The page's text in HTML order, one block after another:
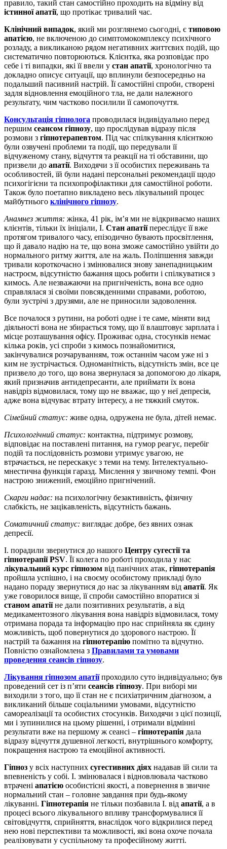
правило, такий стан самостійно проходить на відміну від
істинної апатії, що протікає тривалий час.
Клінічний випадок, який ми розглянемо сьогодні, є типовою
апатією, не включеною до симптомокомплексу психічного
розладу, а викликаною рядом негативних життєвих подій, що
систематично повторюються. Клієнтка, яка розповідає про
себе і ті випадки, які її ввели у стан апатії, хронологічно та
докладно описує ситуації, що вплинули безпосередньо на
подальший пасивний настрій. Її самостійні спроби, створені
задля відновлення емоційного тла, не дали належного
результату, чим частково посилили її самопочуття.
Консультація гіпнолога проводилася індивідуально перед
першим сеансом гіпнозу, що прослідував відразу після
розмови з гіпнотерапевтом. Під час спілкування клієнткою
були озвучені проблеми та події, що передували її
відчуженому стану, відчуття та реакції на ті обставини, що
призвели до апатії. Виходячи з її особистих переживань та
особливостей, їй були надані персональні рекомендації щодо
психогігієни та психопрофілактики для самостійної роботи.
Також було поетапно викладено весь лікувальний процес
майбутнього клінічного гіпнозу.
Анамнез життя: жінка, 41 рік, ім’я ми не відкриваємо наших
клієнтів, тільки їх ініціали, І. Стан апатіїпереслідує її вже
протягом тривалого часу, епізодично бувають просвітлення,
що й давало надію на те, що вона зможе самостійно увійти до
нормального ритму життя, але на жаль. Поліпшення завжди
тривали короткочасно і змінювалися знову занепадницьким
настроєм, відсутністю бажання щось робити і спілкуватися з
кимось. Але незважаючи на пригніченість, вона все одно
справлялася зі своїми повсякденними справами, роботою,
були зустрічі з друзями, але не приносили задоволення.
Все почалося з рутини, на роботі одне і те саме, міняти вид
діяльності вона не збирається тому, що її влаштовує зарплата і
місце розташування офісу. Проживає одна, стосунків немає
кілька років, усі спроби з кимось познайомитися,
закінчувалися розчаруванням, тож останнім часом уже ні з
ким не зустрічається. Одноманітність, відсутність змін, все це
призвело до того, що вона звернулася за допомогою до лікаря,
який призначив антидепресанти, але приймати їх вона
навідріз відмовилася, тому що не вважає, що у неї депресія,
адже вона відчуває втрату інтересу, а не тяжкий смуток.
Сімейний статус: живе одна, одружена не була, дітей немає.
Психологічний статус: контактна, підтримує розмову,
відповідає на поставлені питання, на гумор реагує, перебіг
подій та послідовність розмови утримує увагою, не
втрачається, не перескакує з теми на тему. Інтелектуально-
мнестична функція гаразд. Мислення у звичному темпі. Фон
настрою знижений, емоційно пригнічений.
Скарги надає: на психологічну безактивність, фізичну
слабкість, не зацікавленість, відсутність бажань.
Соматичний статус: виглядає добре, без явних ознак
депресії.
І. порадили звернутися до нашого Центру сугестії та
гіпнотерапії PSV. Її колега по роботі проходила у нас
лікувальний курс гіпнозом від панічних атак, гіпнотерапія
пройшла успішно, і на своєму особистому прикладі було
надано пораду звернутися до нас за лікуванням від апатії. Як
уже говорилося вище, її спроби самостійно впоратися зі
станом апатіїне дали позитивних результатів, а від
медикаментозного лікування вона навідріз відмовилася, тому
отримана порада та інформацію про нас сприйняла як єдину
можливість, щоб повернутися до здорового настрою. Її
настрій та бажання на гіпнотерапію помітно та відчутно.
Повністю ознайомлена з Правилами та умовами
проведення сеансів гіпнозу.
Лікування гіпнозом апатіїпроходило суто індивідуально; був
проведений сет із п’яти сеансів гіпнозу. При виборі ми
виходили з того, що її стан не є психіатричним діагнозом, а
викликаний більше соціальними умовами, відсутністю
самореалізації та особистих стосунків. Виходячи з цієї позиції,
ми і зупинилися на цьому рішенні, і отримали відмінні
результати вже на першому ж сеансі – гіпнотерапія дала
відразу відчуття душевної легкості, внутрішнього комфорту,
покращення настрою та емоційної активності.
Гіпноз у всіх наступних сугестивних діях надавав їй сили та
впевненість у собі. І. змінювалася і відновлювала частково
втрачені апатією особистісні якості, а повернення в звичне
нормальний стан – головне завдання при будь-якому
лікуванні. Гіпнотерапія не тільки позбавила І. від апатії, а в
процесі всього лікувального впливу трансформувалися її
світовідчуття, сприйняття, внаслідок чого відкрилися перед
нею нові перспективи та можливості, які вона охоче почала
реалізовувати у суспільному та професійному житті.